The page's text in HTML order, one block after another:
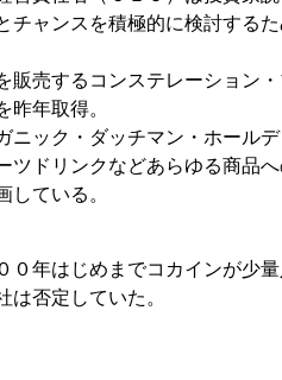
チャンスを積極的に検討する
売するコンステレーション・
昨年取得。
ニック・ダッチマン・ホール
ツドリンクなどあらゆる商品
している。
０年はじめまでコカインが少
は否定していた。